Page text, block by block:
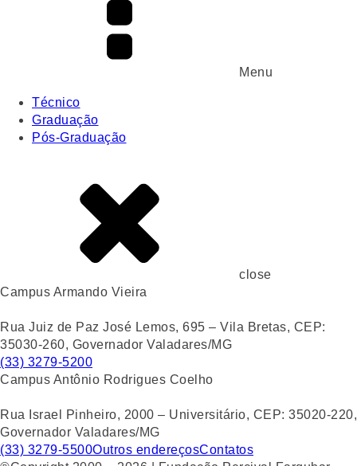
Menu
Técnico
Graduação
Pós-Graduação
close
Campus Armando Vieira
Rua Juiz de Paz José Lemos, 695 – Vila Bretas, CEP:
35030-260, Governador Valadares/MG
(33) 3279-5200
Campus Antônio Rodrigues Coelho
Rua Israel Pinheiro, 2000 – Universitário, CEP: 35020-220,
Governador Valadares/MG
(33) 3279-5500Outros endereçosContatos